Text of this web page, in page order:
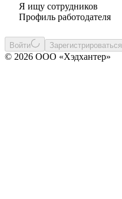
Я ищу сотрудников
Профиль работодателя
Войти Зарегистрироваться
© 2026 ООО «Хэдхантер»